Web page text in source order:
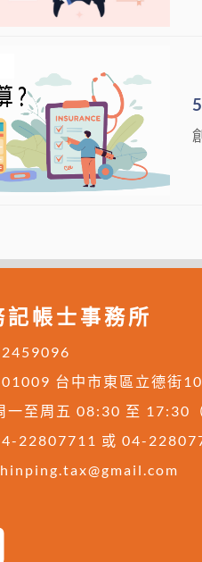
記帳士事務所
台中市東區立德街
一至周五 08:30 至 17:30
22807711 或04-